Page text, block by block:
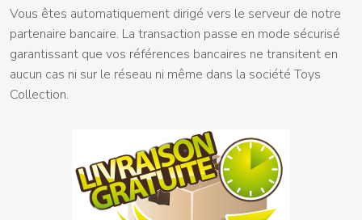
Vous êtes automatiquement dirigé vers le serveur de notre
partenaire bancaire. La transaction passe en mode sécurisé
garantissant que vos références bancaires ne transitent en
aucun cas ni sur le réseau ni même dans la société Toys
Collection.